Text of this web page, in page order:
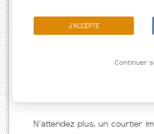
N'attendez plus, un courtier
J'ACCEPTE
Continuer